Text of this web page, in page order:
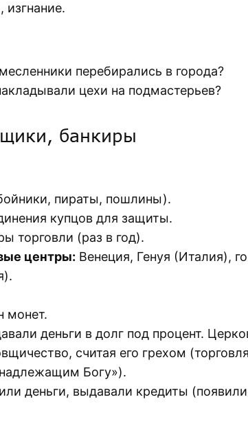
изгнание.
перебирались в города?
цехи на подмастерьев?
банкиры
пираты, пошлины).
купцов для защиты.
торговли (раз в год).
центры: Венеция, Генуя (Италия),
монет.
деньги в долг под процент.
считая его грехом
Богу»).
деньги, выдавали кредиты